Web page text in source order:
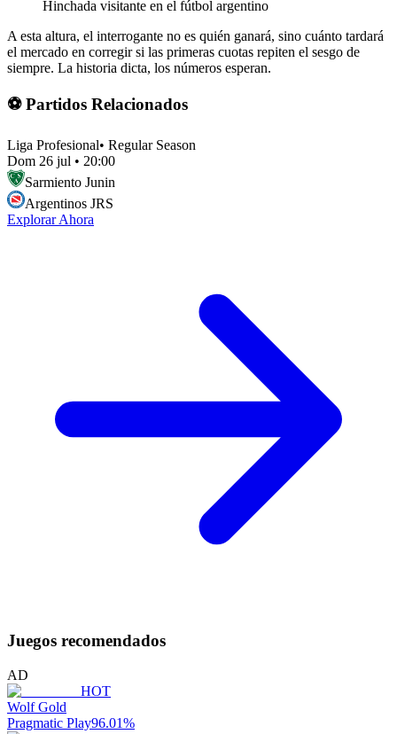
Hinchada visitante en el fútbol argentino
A esta altura, el interrogante no es quién ganará, sino cuánto tardará
el mercado en corregir si las primeras cuotas repiten el sesgo de
siempre. La historia dicta, los números esperan.
⚽ Partidos Relacionados
Liga Profesional• Regular Season
Dom 26 jul • 20:00
Sarmiento Junin
Argentinos JRS
Explorar Ahora
Juegos recomendados
AD
HOT
Wolf Gold
Pragmatic Play96.01%